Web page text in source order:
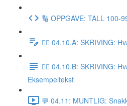
🔢 OPPGAVE: TALL 100-
✍🏼 04.10.A: SKRIVING:
✍🏼 04.10.B: SKRIVING:
Eksempeltekst
💬 04.11: MUNTLIG: